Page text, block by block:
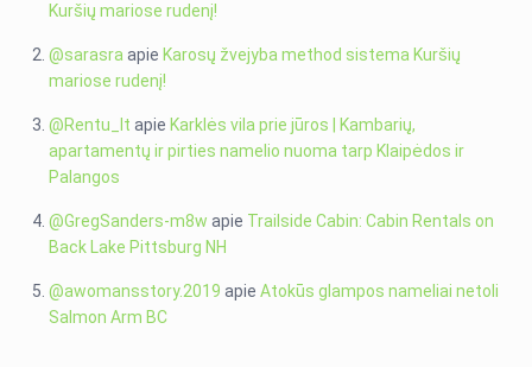
Kuršių mariose rudenį!
@sarasra apie Karosų žvejyba method sistema Kuršių
mariose rudenį!
@Rentu_lt apie Karklės vila prie jūros | Kambarių,
apartamentų ir pirties namelio nuoma tarp Klaipėdos ir
Palangos
@GregSanders-m8w apie Trailside Cabin: Cabin Rentals on
Back Lake Pittsburg NH
@awomansstory.2019 apieAtokūs glampos nameliai netoli
Salmon Arm BC